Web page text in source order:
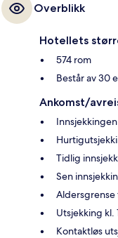
Overblikk
Hotellets
574 rom
Består av 30
Ankomst/
Tidlig
Sen
Aldersgrense
Utsjekking kl.
Kontaktløs